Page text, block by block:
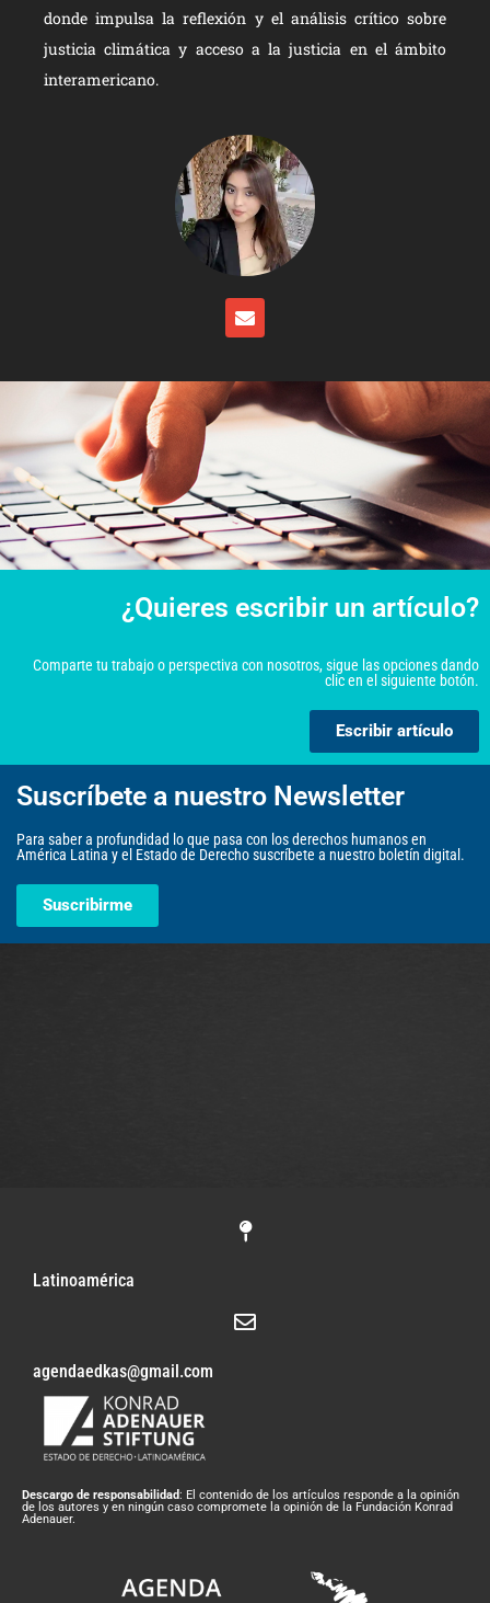
donde impulsa la reflexión y el análisis crítico sobre
justicia climática y acceso a la justicia en el ámbito
interamericano.
¿Quieres escribir un artículo?
Comparte tu trabajo o perspectiva con nosotros, sigue las opciones dando
clic en el siguiente botón.
Escribir artículo
Suscríbete a nuestro Newsletter
Para saber a profundidad lo que pasa con los derechos humanos en
América Latina y el Estado de Derecho suscríbete a nuestro boletín digital.
Suscribirme
Latinoamérica
agendaedkas@gmail.com
Descargo de responsabilidad: El contenido de los artículos responde a la opinión
de los autores y en ningún caso compromete la opinión de la Fundación Konrad
Adenauer.